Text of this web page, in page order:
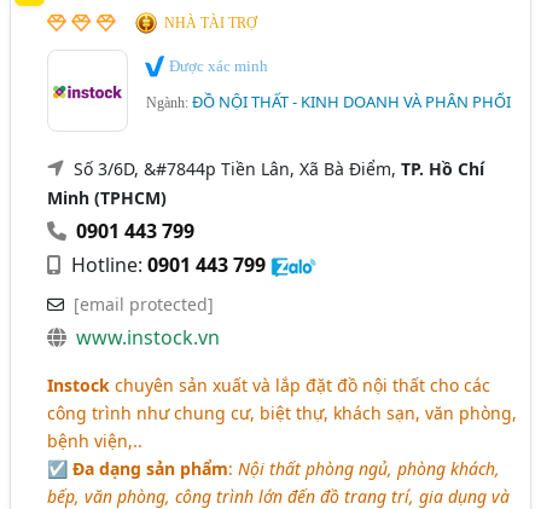
NHÀ TÀI TRỢ
Được xác minh
Ngành:ĐỒ NỘI THẤT - KINH DOANH VÀ PHÂN PHỐI
Số 3/6D, &#7844p Tiền Lân, Xã Bà Điểm,TP. Hồ Chí
Minh (TPHCM)
0901 443 799
Hotline:0901 443 799
[email protected]
www.instock.vn
Instock chuyên sản xuất và lắp đặt đồ nội thất cho các
công trình như chung cư, biệt thự, khách sạn, văn phòng,
bệnh viện,..
☑Đa dạng sản phẩm:Nội thất phòng ngủ, phòng khách,
bếp, văn phòng, công trình lớn đến đồ trang trí, gia dụng và